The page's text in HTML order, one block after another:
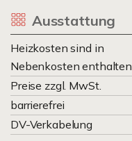
Ausstattung
Heizkosten sind in
Nebenkosten enthalten
Preise zzgl. MwSt.
barrierefrei
DV-Verkabelung